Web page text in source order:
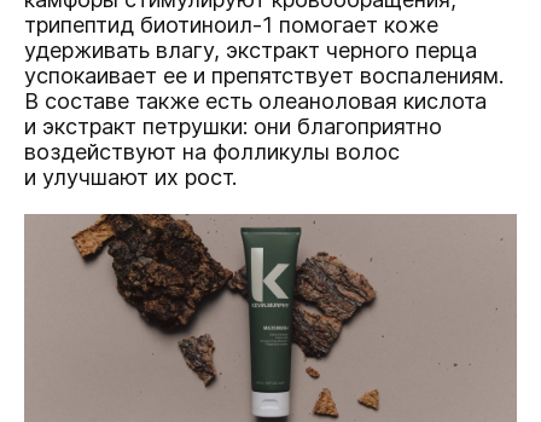
трипептид биотиноил-1 помогает коже
удерживать влагу, экстракт черного перца
успокаивает ее и препятствует воспалениям.
В составе также есть олеаноловая кислота
и экстракт петрушки: они благоприятно
воздействуют на фолликулы волос
и улучшают их рост.